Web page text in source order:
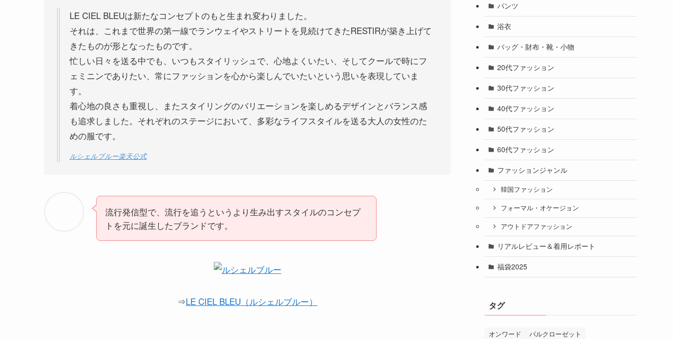
LE CIEL BLEUは新たなコンセプトのもと生まれ変わりました。
それは、これまで世界の第一線でランウェイやストリートを見続けてきたRESTIRが築き上げて
きたものが形となったものです。
忙しい日々を送る中でも、いつもスタイリッシュで、心地よくいたい、そしてクールで時にフ
ェミニンでありたい、常にファッションを心から楽しんでいたいという思いを表現していま
す。
着心地の良さも重視し、またスタイリングのバリエーションを楽しめるデザインとバランス感
も追求しました。それぞれのステージにおいて、多彩なライフスタイルを送る大人の女性のた
めの服です。
ルシェルブルー楽天公式
流行発信型で、流行を追うというより生み出すスタイルのコンセプ
トを元に誕生したブランドです。
⇒LE CIEL BLEU（ルシェルブルー）
パンツ
浴衣
バッグ・財布・靴・小物
20代ファッション
30代ファッション
40代ファッション
50代ファッション
60代ファッション
ファッションジャンル
韓国ファッション
フォーマル・オケージョン
アウトドアファッション
リアルレビュー＆着用レポート
福袋2025
タグ
オンワード パルクローゼット